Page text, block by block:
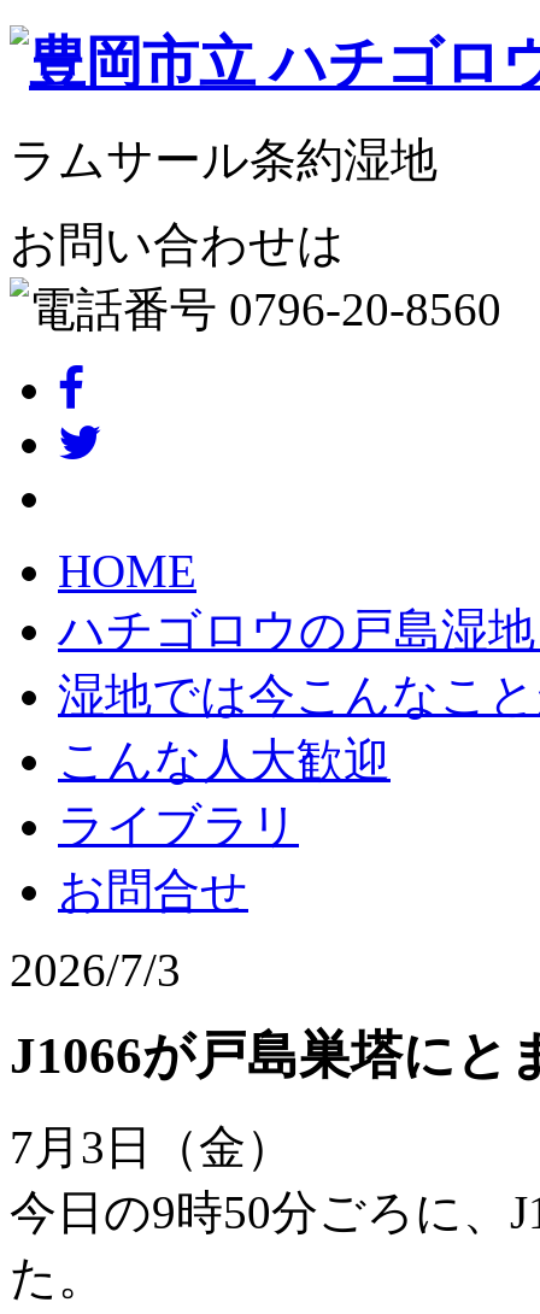
ラムサール条約湿地
お問い合わせは
HOME
ハチゴロウの戸島湿
湿地では今こんなこ
こんな人大歓迎
ライブラリ
お問合せ
2026/7/3
J1066が戸島巣塔にと
7月3日（金）
今日の9時50分ごろに、
た。